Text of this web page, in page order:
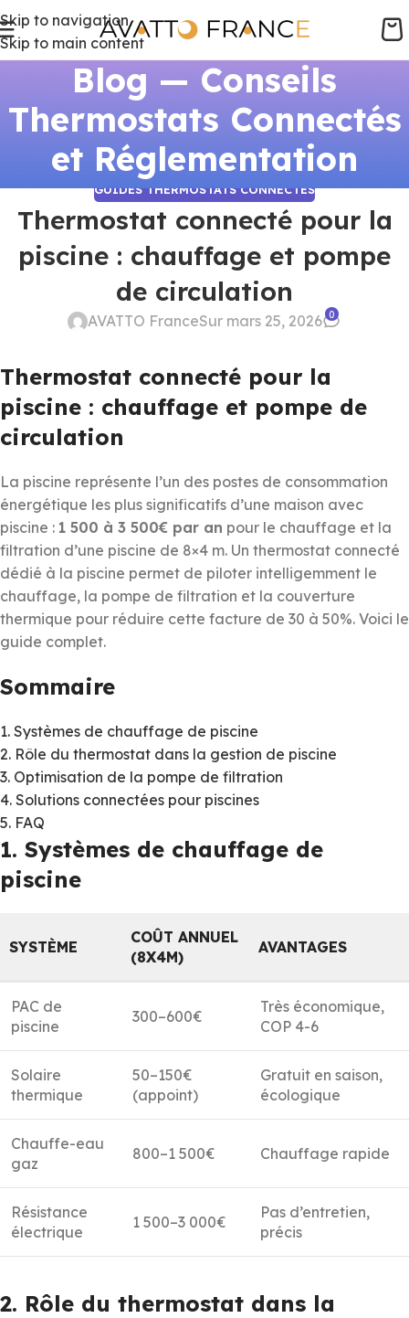
Skip to navigation
Skip to main content
Blog — Conseils
Thermostats Connectés
et Réglementation
GUIDES THERMOSTATS CONNECTÉS
Thermostat connecté pour la
piscine : chauffage et pompe
de circulation
AVATTO FranceSur mars 25, 2026 0
Thermostat connecté pour la
piscine : chauffage et pompe de
circulation
La piscine représente l’un des postes de consommation
énergétique les plus significatifs d’une maison avec
piscine : 1 500 à 3 500€ par an pour le chauffage et la
filtration d’une piscine de 8×4 m. Un thermostat connecté
dédié à la piscine permet de piloter intelligemment le
chauffage, la pompe de filtration et la couverture
thermique pour réduire cette facture de 30 à 50%. Voici le
guide complet.
Sommaire
1. Systèmes de chauffage de piscine
2. Rôle du thermostat dans la gestion de piscine
3. Optimisation de la pompe de filtration
4. Solutions connectées pour piscines
5. FAQ
1. Systèmes de chauffage de
piscine
SYSTÈME
COÛT ANNUEL
(8X4M)
AVANTAGES
PAC de
piscine
300–600€
Très économique,
COP 4-6
Solaire
thermique
50–150€
(appoint)
Gratuit en saison,
écologique
Chauffe-eau
gaz
800–1 500€ Chauffage rapide
Résistance
électrique
1 500–3 000€
Pas d’entretien,
précis
2. Rôle du thermostat dans la